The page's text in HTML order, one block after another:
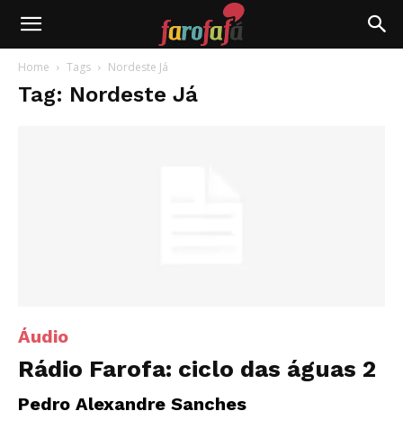
Farofafá
Home Tags Nordeste Já
Tag: Nordeste Já
Áudio
Rádio Farofa: ciclo das águas 2
Pedro Alexandre Sanches